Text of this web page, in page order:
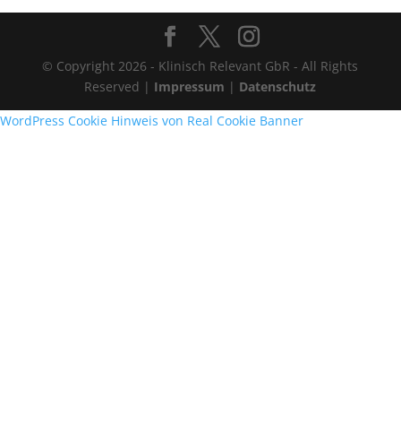
© Copyright 2026 - Klinisch Relevant GbR - All Rights
Reserved | Impressum | Datenschutz
WordPress Cookie Hinweis von Real Cookie Banner